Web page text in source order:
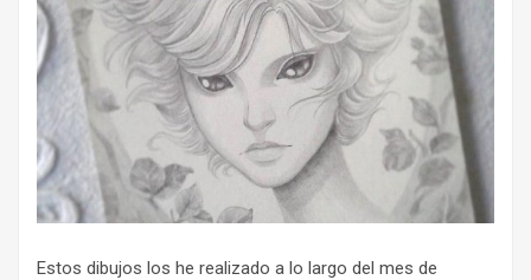
Estos dibujos los he realizado a lo largo del mes de